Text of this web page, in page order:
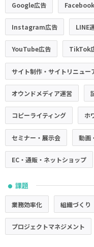
Google広告
Instagram広告 LINE
YouTube広告 TikTok
サイト制作・サイトリニュー
オウンドメディア運営
コピーライティング ホ
セミナー・展示会 動画
EC・通販・ネットショップ
● 課題
業務効率化 組織づくり
プロジェクトマネジメント